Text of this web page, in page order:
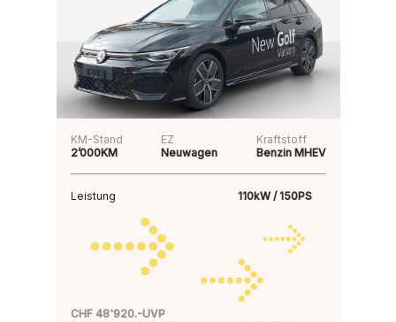
KM-Stand
2’000KM
EZ
Neuwagen
Kraftstoff
Benzin MHEV
Leistung 110kW / 150PS
CHF 48'920.-UVP